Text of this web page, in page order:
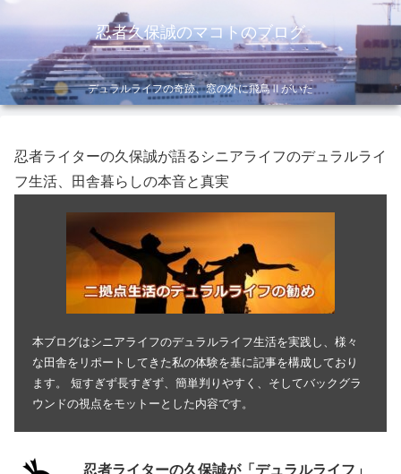
忍者久保誠のマコトのブログ
デュラルライフの奇跡、窓の外に飛鳥Ⅱがいた
忍者ライターの久保誠が語るシニアライフのデュラルライ
フ生活、田舎暮らしの本音と真実
本ブログはシニアライフのデュラルライフ生活を実践し、様々
な田舎をリポートしてきた私の体験を基に記事を構成しており
ます。 短すぎず長すぎず、簡単判りやすく、そしてバックグラ
ウンドの視点をモットーとした内容です。
忍者ライターの久保誠が「デュラルライフ」